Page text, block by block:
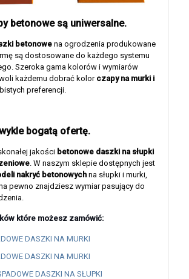
betonowe są uniwersalne.
betonowe na ogrodzenia produkowane
są dostosowane do każdego systemu
Szeroka gama kolorów i wymiarów
każdemu dobrać kolor czapy na murki i
preferencji.
bogatą ofertę.
jakości betonowe daszki na słupki
. W naszym sklepie dostępnych jest
nakryć betonowych na słupki i murki,
pewno znajdziesz wymiar pasujący do
które możesz zamówić:
DASZKI NA MURKI
DASZKI NA MURKI
DASZKI NA SŁUPKI